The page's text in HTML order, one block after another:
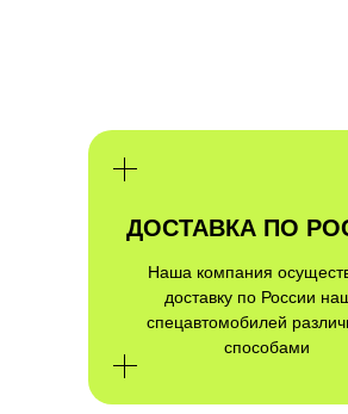
ДОСТАВКА ПО
Наша компания
доставку по России
спецавтомобилей
способами
КВАЛИФИЦИРОВАННУЮ
КОНСУЛЬТАЦИЮ ПО
ИНТЕРЕСУЮЩЕМУ ВАС ПРОЕКТУ